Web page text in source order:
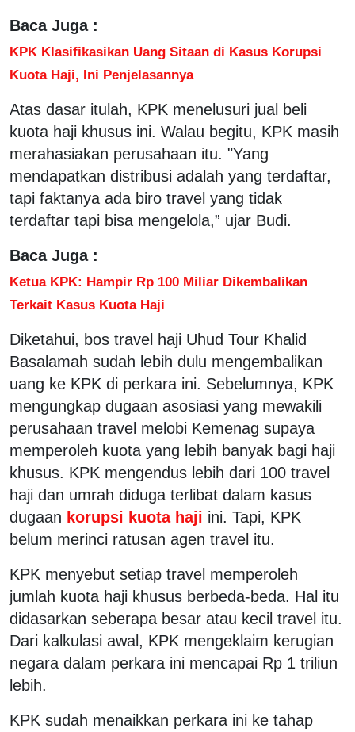
Baca Juga :
KPK Klasifikasikan Uang Sitaan di Kasus Korupsi
Kuota Haji, Ini Penjelasannya
Atas dasar itulah, KPK menelusuri jual beli
kuota haji khusus ini. Walau begitu, KPK masih
merahasiakan perusahaan itu. "Yang
mendapatkan distribusi adalah yang terdaftar,
tapi faktanya ada biro travel yang tidak
terdaftar tapi bisa mengelola,” ujar Budi.
Baca Juga :
Ketua KPK: Hampir Rp 100 Miliar Dikembalikan
Terkait Kasus Kuota Haji
Diketahui, bos travel haji Uhud Tour Khalid
Basalamah sudah lebih dulu mengembalikan
uang ke KPK di perkara ini. Sebelumnya, KPK
mengungkap dugaan asosiasi yang mewakili
perusahaan travel melobi Kemenag supaya
memperoleh kuota yang lebih banyak bagi haji
khusus. KPK mengendus lebih dari 100 travel
haji dan umrah diduga terlibat dalam kasus
dugaan korupsi kuota haji ini. Tapi, KPK
belum merinci ratusan agen travel itu.
KPK menyebut setiap travel memperoleh
jumlah kuota haji khusus berbeda-beda. Hal itu
didasarkan seberapa besar atau kecil travel itu.
Dari kalkulasi awal, KPK mengeklaim kerugian
negara dalam perkara ini mencapai Rp 1 triliun
lebih.
KPK sudah menaikkan perkara ini ke tahap